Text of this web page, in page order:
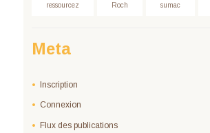
ressourcez Roch sumac
Meta
Inscription
Connexion
Flux des publications